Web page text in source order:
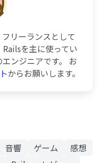
リーランスとして
を主に使ってい
ンジニアです。 お
からお願いします。
音響 ゲーム
感想